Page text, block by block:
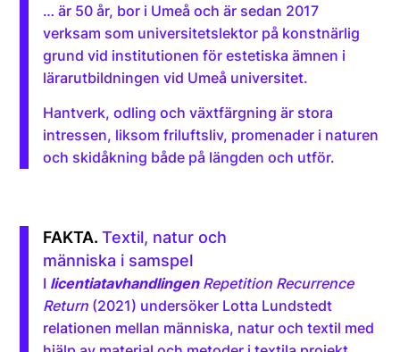
… är 50 år, bor i Umeå och är sedan 2017
verksam som universitetslektor på konstnärlig
grund vid institutionen för estetiska ämnen i
lärarutbildningen vid Umeå universitet.
Hantverk, odling och växtfärgning är stora
intressen, liksom friluftsliv, promenader i naturen
och skidåkning både på längden och utför.
Textil, natur och
människa i samspel
I licentiatavhandlingen Repetition Recurrence
Return (2021) undersöker Lotta Lundstedt
relationen mellan människa, natur och textil med